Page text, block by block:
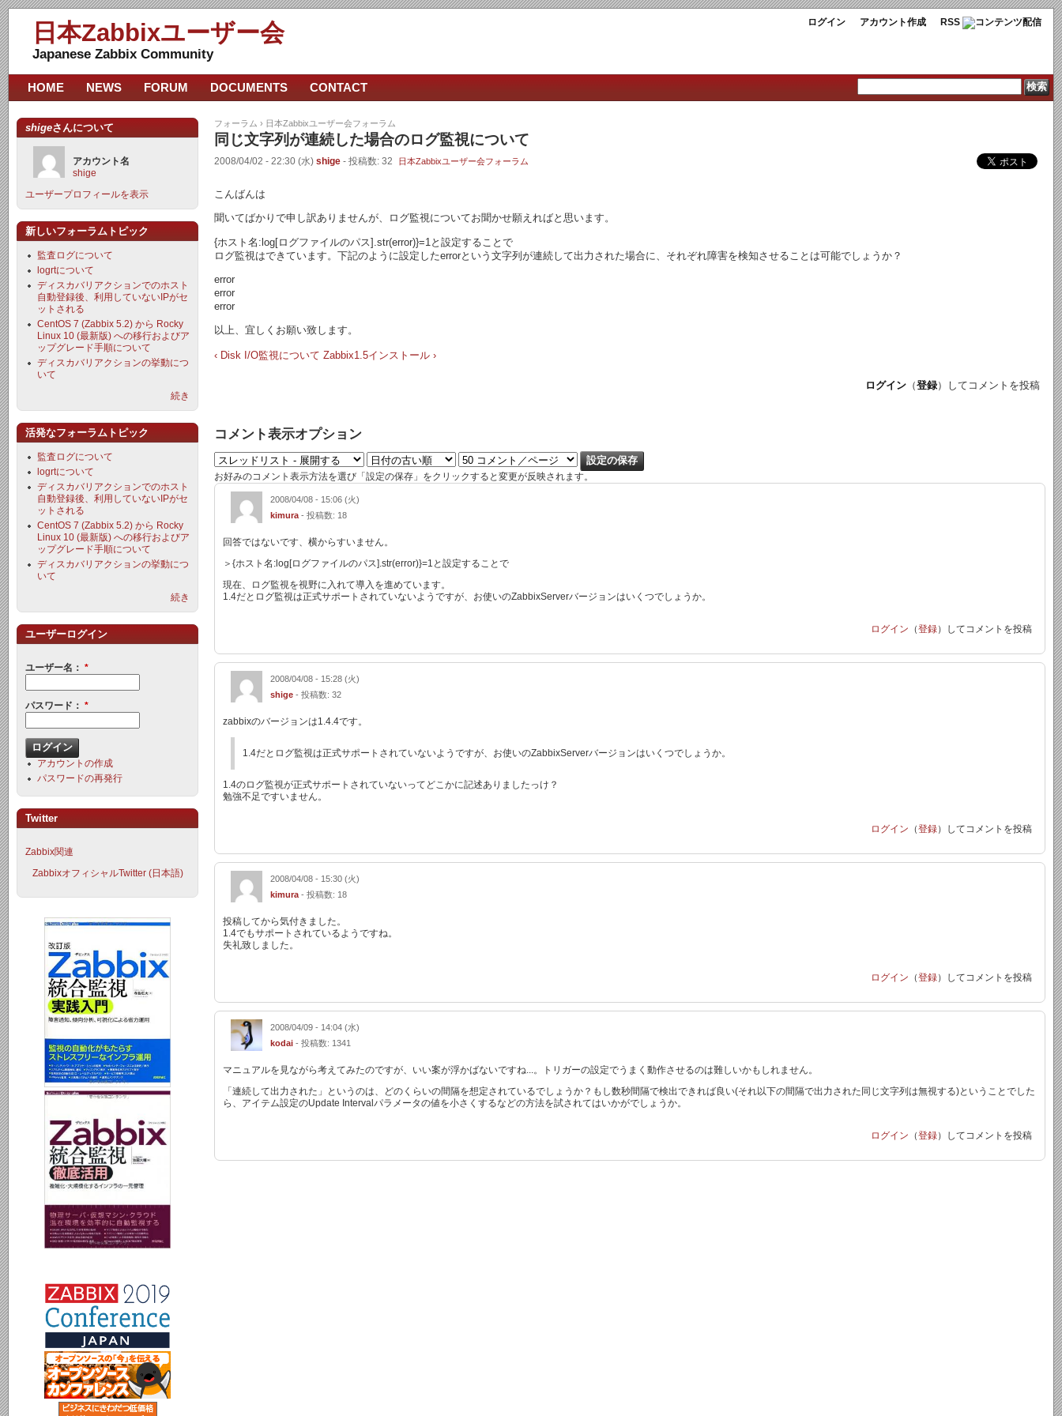
ログイン アカウント作成 RSS
日本Zabbixユーザー会
Japanese Zabbix Community
フォーラム › 日本Zabbixユーザー会フォーラム
同じ文字列が連続した場合のログ監視について
2008/04/02 - 22:30 (水) shige - 投稿数: 32 日本Zabbixユーザー会フォーラム
こんばんは
聞いてばかりで申し訳ありませんが、ログ監視についてお聞かせ願えればと思います。
{ホスト名:log[ログファイルのパス].str(error)}=1と設定することで
ログ監視はできています。下記のように設定したerrorという文字列が連続して出力された場合に、それぞれ障害を検知させることは可能でしょうか？
error
error
error
以上、宜しくお願い致します。
‹ Disk I/O監視について Zabbix1.5インストール ›
ログイン （登録）してコメントを投稿
コメント表示オプション
お好みのコメント表示方法を選び「設定の保存」をクリックすると変更が反映されます。
2008/04/08 - 15:06 (火)
kimura - 投稿数: 18
回答ではないです、横からすいません。
＞{ホスト名:log[ログファイルのパス].str(error)}=1と設定することで
現在、ログ監視を視野に入れて導入を進めています。
1.4だとログ監視は正式サポートされていないようですが、お使いのZabbixServerバージョンはいくつでしょうか。
ログイン （登録）してコメントを投稿
2008/04/08 - 15:28 (火)
shige - 投稿数: 32
zabbixのバージョンは1.4.4です。
1.4だとログ監視は正式サポートされていないようですが、お使いのZabbixServerバージョンはいくつでしょうか。
1.4のログ監視が正式サポートされていないってどこかに記述ありましたっけ？
勉強不足ですいません。
ログイン （登録）してコメントを投稿
2008/04/08 - 15:30 (火)
kimura - 投稿数: 18
投稿してから気付きました。
1.4でもサポートされているようですね。
失礼致しました。
ログイン （登録）してコメントを投稿
2008/04/09 - 14:04 (水)
kodai - 投稿数: 1341
マニュアルを見ながら考えてみたのですが、いい案が浮かばないですね...。トリガーの設定でうまく動作させるのは難しいかもしれません。
「連続して出力された」というのは、どのくらいの間隔を想定されているでしょうか？もし数秒間隔で検出できれば良い(それ以下の間隔で出力された同じ文字列は無視する)ということでした
ら、アイテム設定のUpdate Intervalパラメータの値を小さくするなどの方法を試されてはいかがでしょうか。
ログイン （登録）してコメントを投稿
HOME NEWS FORUM DOCUMENTS CONTACT
shigeさんについて
アカウント名
shige
ユーザープロフィールを表示
新しいフォーラムトピック
監査ログについて
logrtについて
ディスカバリアクションでのホスト
自動登録後、利用していないIPがセ
ットされる
CentOS 7 (Zabbix 5.2) から Rocky
Linux 10 (最新版) への移行およびア
ップグレード手順について
ディスカバリアクションの挙動につ
いて
続き
活発なフォーラムトピック
監査ログについて
logrtについて
ディスカバリアクションでのホスト
自動登録後、利用していないIPがセ
ットされる
CentOS 7 (Zabbix 5.2) から Rocky
Linux 10 (最新版) への移行およびア
ップグレード手順について
ディスカバリアクションの挙動につ
いて
続き
ユーザーログイン
ユーザー名： *
パスワード： *
アカウントの作成
パスワードの再発行
Twitter
Zabbix関連
ZabbixオフィシャルTwitter (日本語)